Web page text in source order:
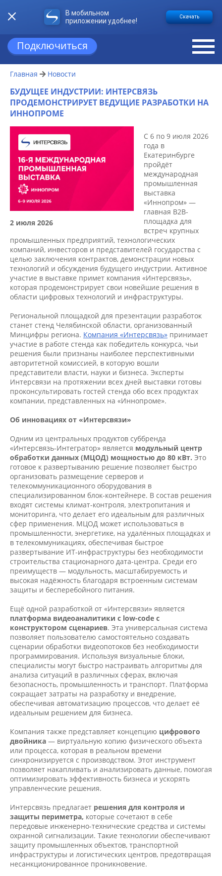
В мобильном
приложении удобнее!
Скачать
Подключиться
Главная Новости
БУДУЩЕЕ ИНДУСТРИИ: ИНТЕРСВЯЗЬ
ПРОДЕМОНСТРИРУЕТ ВЕДУЩИЕ РАЗРАБОТКИ НА
ИННОПРОМЕ
2 июля 2026
С 6 по 9 июля 2026
года в
Екатеринбурге
пройдёт
международная
промышленная
выставка
«Иннопром» —
главная B2B-
площадка для
встреч крупных
промышленных предприятий, технологических
компаний, инвесторов и представителей государства с
целью заключения контрактов, демонстрации новых
технологий и обсуждения будущего индустрии. Активное
участие в выставке примет компания «Интерсвязь»,
которая продемонстрирует свои новейшие решения в
области цифровых технологий и инфраструктуры.
Региональной площадкой для презентации разработок
станет стенд Челябинской области, организованный
Минцифры региона. Компания «Интерсвязь» принимает
участие в работе стенда как победитель конкурса, чьи
решения были признаны наиболее перспективными
авторитетной комиссией, в которую вошли
представители власти, науки и бизнеса. Эксперты
Интерсвязи на протяжении всех дней выставки готовы
проконсультировать гостей стенда обо всех продуктах
компании, представленных на «Иннопроме».
Об инновациях от «Интерсвязи»
Одним из центральных продуктов суббренда
«Интерсвязь-Интегратор» является модульный центр
обработки данных (МЦОД) мощностью до 80 кВт. Это
готовое к развертыванию решение позволяет быстро
организовать размещение серверов и
телекоммуникационного оборудования в
специализированном блок-контейнере. В состав решения
входят системы климат-контроля, электропитания и
мониторинга, что делает его идеальным для различных
сфер применения. МЦОД может использоваться в
промышленности, энергетике, на удалённых площадках и
в телекоммуникациях, обеспечивая быстрое
развертывание ИТ-инфраструктуры без необходимости
строительства стационарного дата-центра. Среди его
преимуществ — модульность, масштабируемость и
высокая надёжность благодаря встроенным системам
защиты и бесперебойного питания.
Ещё одной разработкой от «Интерсвязи» является
платформа видеоаналитики с low-code с
конструктором сценариев. Эта универсальная система
позволяет пользователю самостоятельно создавать
сценарии обработки видеопотоков без необходимости
программирования. Используя визуальные блоки,
специалисты могут быстро настраивать алгоритмы для
анализа ситуаций в различных сферах, включая
безопасность, промышленность и транспорт. Платформа
сокращает затраты на разработку и внедрение,
обеспечивая автоматизацию процессов, что делает её
идеальным решением для бизнеса.
Компания также представляет концепцию цифрового
двойника — виртуальную копию физического объекта
или процесса, которая в реальном времени
синхронизируется с производством. Этот инструмент
позволяет накапливать и анализировать данные, помогая
оптимизировать эффективность бизнеса и ускорять
управленческие решения.
Интерсвязь предлагает решения для контроля и
защиты периметра, которые сочетают в себе
передовые инженерно-технические средства и системы
охранной сигнализации. Такие технологии обеспечивают
защиту промышленных объектов, транспортной
инфраструктуры и логистических центров, предотвращая
несанкционированное проникновение.